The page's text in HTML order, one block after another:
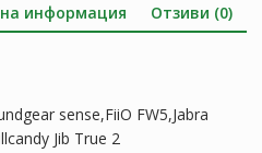
информация Отзиви (0)
sense,FiiO FW5,Jabra
Jib True 2